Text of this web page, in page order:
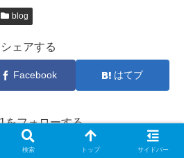
blog
シェアする
Facebook はてブ
をフォローする
検索 トップ サイドバー